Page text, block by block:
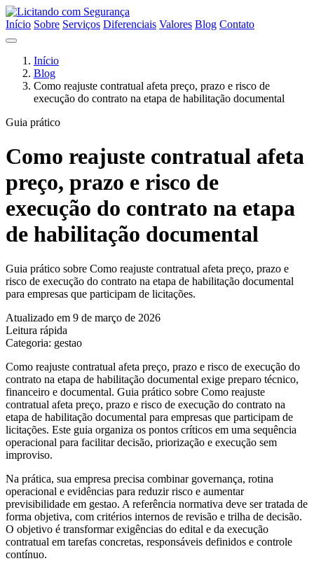
Início Sobre Serviços Diferenciais Valores Blog Contato
Início
Blog
Como reajuste contratual afeta preço, prazo e risco de
execução do contrato na etapa de habilitação documental
Guia prático
Como reajuste contratual afeta
preço, prazo e risco de
execução do contrato na etapa
de habilitação documental
Guia prático sobre Como reajuste contratual afeta preço, prazo e
risco de execução do contrato na etapa de habilitação documental
para empresas que participam de licitações.
Atualizado em 9 de março de 2026
Leitura rápida
Categoria: gestao
Como reajuste contratual afeta preço, prazo e risco de execução do
contrato na etapa de habilitação documental exige preparo técnico,
financeiro e documental. Guia prático sobre Como reajuste
contratual afeta preço, prazo e risco de execução do contrato na
etapa de habilitação documental para empresas que participam de
licitações. Este guia organiza os pontos críticos em uma sequência
operacional para facilitar decisão, priorização e execução sem
improviso.
Na prática, sua empresa precisa combinar governança, rotina
operacional e evidências para reduzir risco e aumentar
previsibilidade em gestao. A referência normativa deve ser tratada de
forma objetiva, com critérios internos de revisão e trilha de decisão.
O objetivo é transformar exigências do edital e da execução
contratual em tarefas concretas, responsáveis definidos e controle
contínuo.